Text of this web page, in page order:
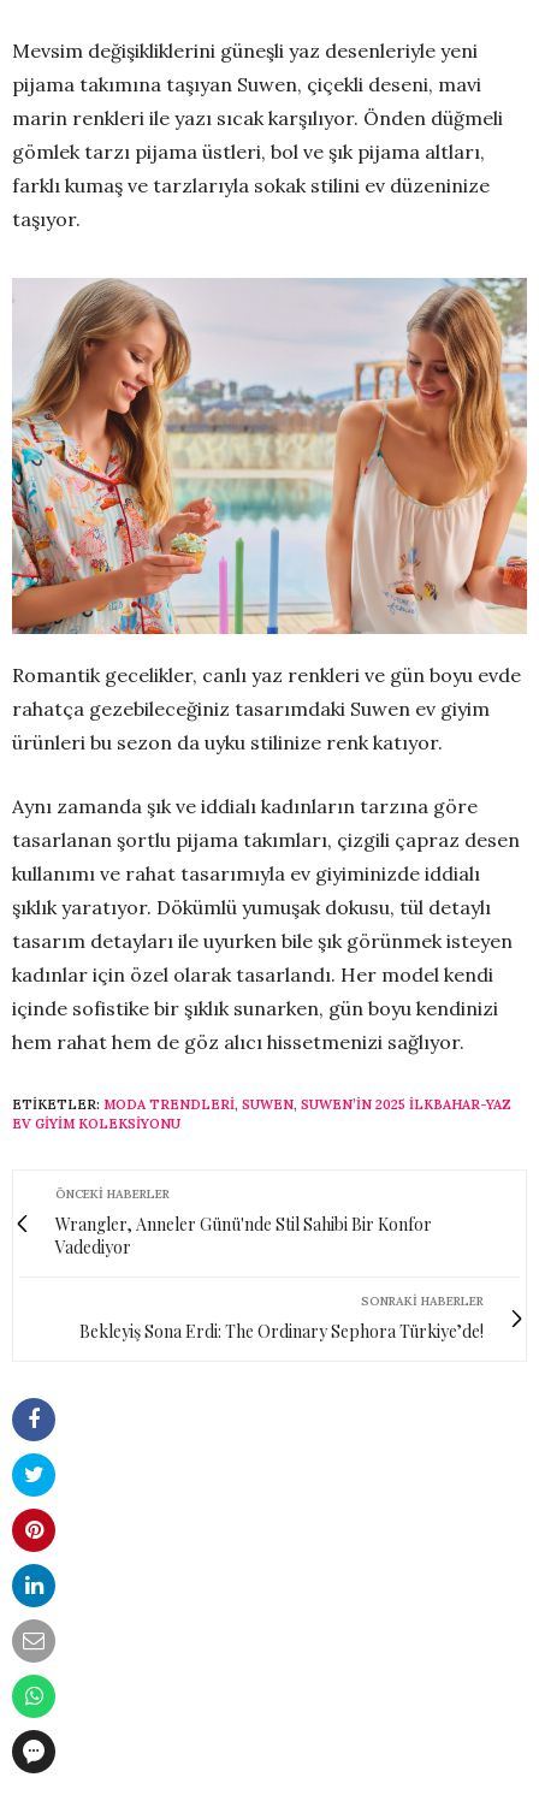
Mevsim değişikliklerini güneşli yaz desenleriyle yeni
pijama takımına taşıyan Suwen, çiçekli deseni, mavi
marin renkleri ile yazı sıcak karşılıyor. Önden düğmeli
gömlek tarzı pijama üstleri, bol ve şık pijama altları,
farklı kumaş ve tarzlarıyla sokak stilini ev düzeninize
taşıyor.
Romantik gecelikler, canlı yaz renkleri ve gün boyu evde
rahatça gezebileceğiniz tasarımdaki Suwen ev giyim
ürünleri bu sezon da uyku stilinize renk katıyor.
Aynı zamanda şık ve iddialı kadınların tarzına göre
tasarlanan şortlu pijama takımları, çizgili çapraz desen
kullanımı ve rahat tasarımıyla ev giyiminizde iddialı
şıklık yaratıyor. Dökümlü yumuşak dokusu, tül detaylı
tasarım detayları ile uyurken bile şık görünmek isteyen
kadınlar için özel olarak tasarlandı. Her model kendi
içinde sofistike bir şıklık sunarken, gün boyu kendinizi
hem rahat hem de göz alıcı hissetmenizi sağlıyor.
ETIKETLER: MODA TRENDLERI, SUWEN, SUWEN’IN 2025 İLKBAHAR-YAZ
EV GIYIM KOLEKSIYONU
ÖNCEKI HABERLER
Wrangler, Anneler Günü'nde Stil Sahibi Bir Konfor
Vadediyor
SONRAKI HABERLER
Bekleyiş Sona Erdi: The Ordinary Sephora Türkiye’de!